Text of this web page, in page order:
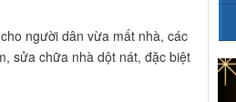
người dân vừa mất nhà, các
sửa chữa nhà dột nát, đặc biệt